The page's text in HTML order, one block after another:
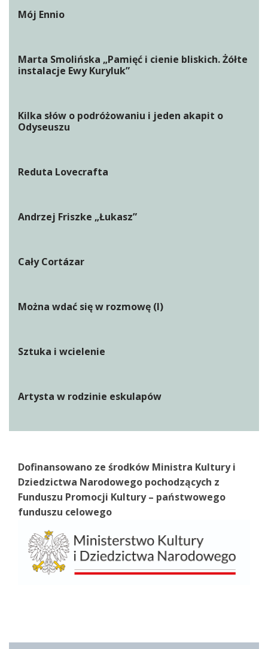
Mój Ennio
Marta Smolińska „Pamięć i cienie bliskich. Żółte
instalacje Ewy Kuryluk”
Kilka słów o podróżowaniu i jeden akapit o
Odyseuszu
Reduta Lovecrafta
Andrzej Friszke „Łukasz”
Cały Cortázar
Można wdać się w rozmowę (I)
Sztuka i wcielenie
Artysta w rodzinie eskulapów
Dofinansowano ze środków Ministra Kultury i
Dziedzictwa Narodowego pochodzących z
Funduszu Promocji Kultury – państwowego
funduszu celowego